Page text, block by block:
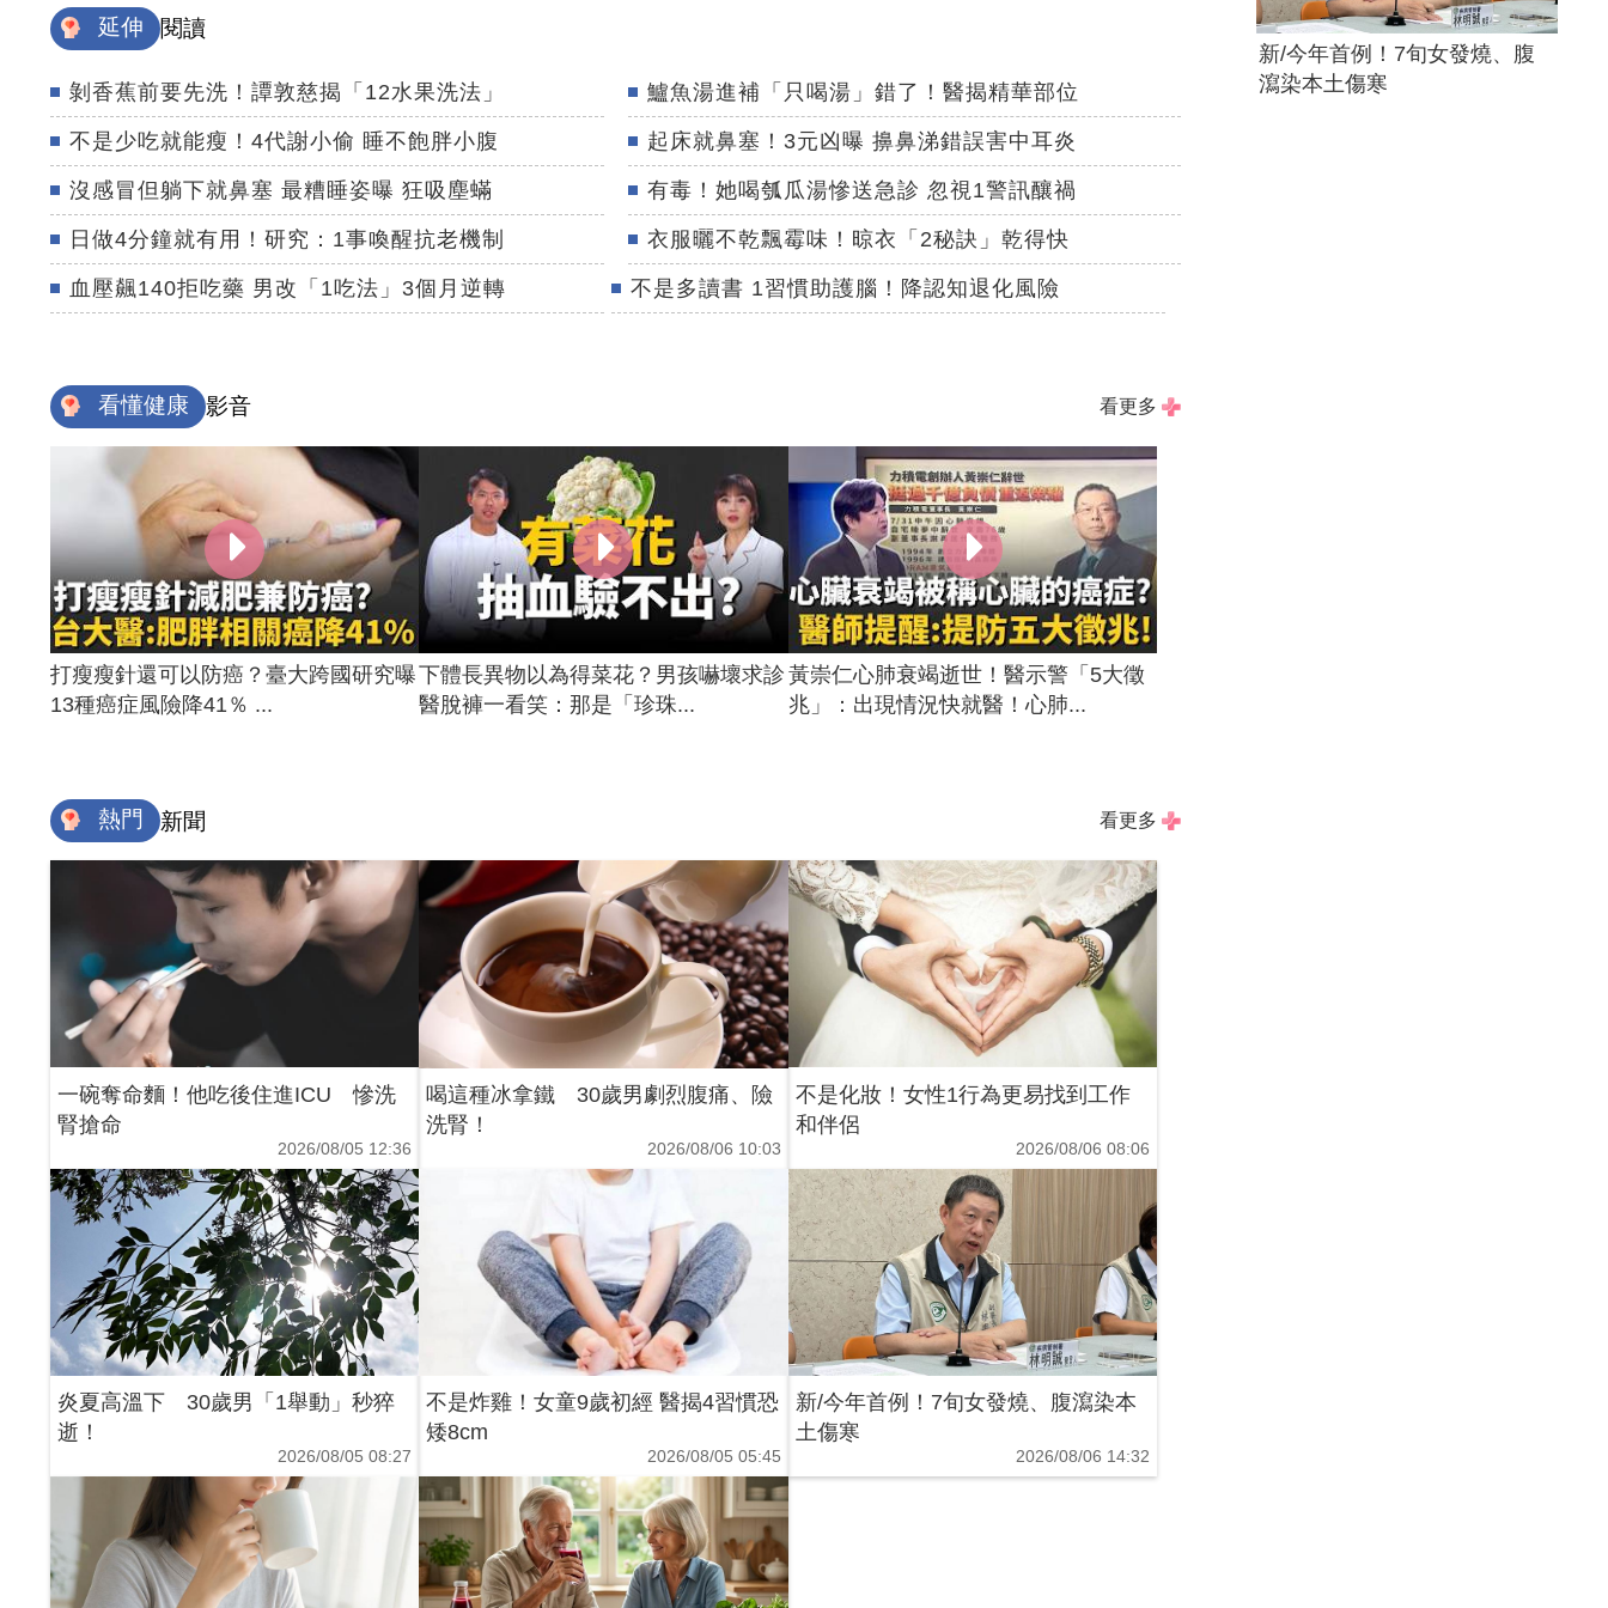
延伸 閱讀
剝香蕉前要先洗！譚敦慈揭「12水果洗法」 鱸魚湯進補「只喝湯」錯了！醫揭精華部位
不是少吃就能瘦！4代謝小偷 睡不飽胖小腹 起床就鼻塞！3元凶曝 擤鼻涕錯誤害中耳炎
沒感冒但躺下就鼻塞 最糟睡姿曝 狂吸塵蟎 有毒！她喝瓠瓜湯慘送急診 忽視1警訊釀禍
日做4分鐘就有用！研究：1事喚醒抗老機制 衣服曬不乾飄霉味！晾衣「2秘訣」乾得快
血壓飆140拒吃藥 男改「1吃法」3個月逆轉 不是多讀書 1習慣助護腦！降認知退化風險
看懂健康 影音 看更多
打瘦瘦針還可以防癌？臺大跨國研究曝
13種癌症風險降41％ ...
下體長異物以為得菜花？男孩嚇壞求診
醫脫褲一看笑：那是「珍珠...
黃崇仁心肺衰竭逝世！醫示警「5大徵
兆」：出現情況快就醫！心肺...
熱門 新聞 看更多
一碗奪命麵！他吃後住進ICU 慘洗
腎搶命
2026/08/05 12:36
喝這種冰拿鐵 30歲男劇烈腹痛、險
洗腎！
2026/08/06 10:03
不是化妝！女性1行為更易找到工作
和伴侶
2026/08/06 08:06
炎夏高溫下 30歲男「1舉動」秒猝
逝！
2026/08/05 08:27
不是炸雞！女童9歲初經 醫揭4習慣恐
矮8cm
2026/08/05 05:45
新/今年首例！7旬女發燒、腹瀉染本
土傷寒
2026/08/06 14:32
新/今年首例！7旬女發燒、腹
瀉染本土傷寒